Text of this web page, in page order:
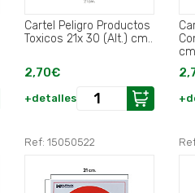
Cartel Peligro Productos
Toxicos 21x 30 (Alt.) cm..
2,70€
+detalles
Ref: 15050522